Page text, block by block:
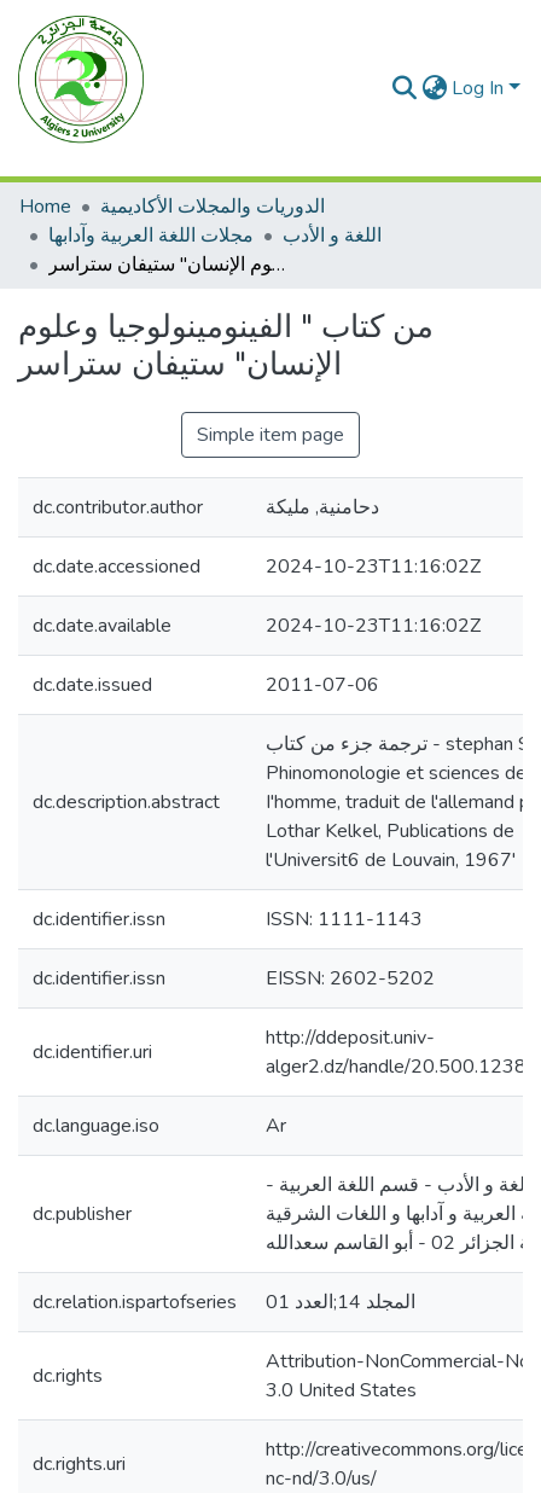
Log In
Home
الدوريات والمجلات الأكاديمية
مجلات اللغة العربية وآدابها
اللغة و الأدب
من كتاب " الفينومينولوجيا وعلوم الإنسان" ستيفان ستراسر
من كتاب " الفينومينولوجيا وعلوم
الإنسان" ستيفان ستراسر
Simple item page
dc.contributor.author دحامنية, مليكة
dc.date.accessioned 2024-10-23T11:16:02Z
dc.date.available 2024-10-23T11:16:02Z
dc.date.issued 2011-07-06
dc.description.abstract
ترجمة جزء من كتاب - stephan Strasser,
Phinomonologie et sciences de
I'homme, traduit de l'allemand
Lothar Kelkel, Publications de
l'Universit6 de Louvain, 1967'
dc.identifier.issn ISSN: 1111-1143
dc.identifier.issn EISSN: 2602-5202
dc.identifier.uri
http://ddeposit.univ-
alger2.dz/handle/
dc.language.iso Ar
dc.publisher
و الأدب - قسم اللغة العربية -
العربية و آدابها و اللغات الشرقية
02 - أبو القاسم سعدالله
dc.relation.ispartofseries المجلد 14;العدد 01
dc.rights
Attribution-NonCommercial-
3.0 United States
dc.rights.uri
http://creativecommons.org/
nc-nd/3.0/us/